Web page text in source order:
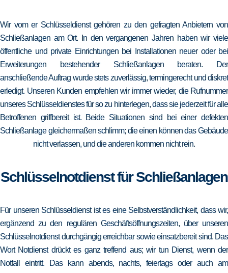
Wir vom er Schlüsseldienst gehören zu den gefragten Anbietern von
Schließanlagen am Ort. In den vergangenen Jahren haben wir viele
öffentliche und private Einrichtungen bei Installationen neuer oder bei
Erweiterungen bestehender Schließanlagen beraten. Der
anschließende Auftrag wurde stets zuverlässig, termingerecht und diskret
erledigt. Unseren Kunden empfehlen wir immer wieder, die Rufnummer
unseres Schlüsseldienstes für so zu hinterlegen, dass sie jederzeit für alle
Betroffenen griffbereit ist. Beide Situationen sind bei einer defekten
Schließanlage gleichermaßen schlimm; die einen können das Gebäude
nicht verlassen, und die anderen kommen nicht rein.
Schlüsselnotdienst für Schließanlagen
Für unseren Schlüsseldienst ist es eine Selbstverständlichkeit, dass wir,
ergänzend zu den regulären Geschäftsöffnungszeiten, über unseren
Schlüsselnotdienst durchgängig erreichbar sowie einsatzbereit sind. Das
Wort Notdienst drückt es ganz treffend aus; wir tun Dienst, wenn der
Notfall eintritt. Das kann abends, nachts, feiertags oder auch am